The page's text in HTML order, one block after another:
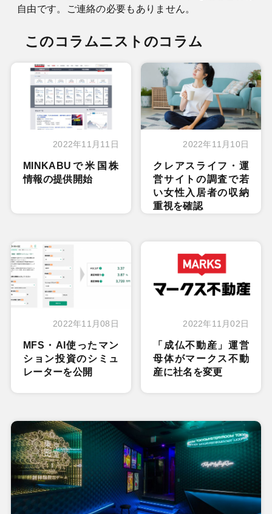
自由です。ご連絡の必要もありません。
このコラムニストのコラム
2022年11月11日
MINKABUで米国株
情報の提供開始
2022年11月10日
クレアスライフ・運
営サイトの調査で若
い女性入居者の収納
重視を確認
2022年11月08日
MFS・AI使ったマン
ション投資のシミュ
レーターを公開
2022年11月02日
「成仏不動産」運営
母体がマークス不動
産に社名を変更